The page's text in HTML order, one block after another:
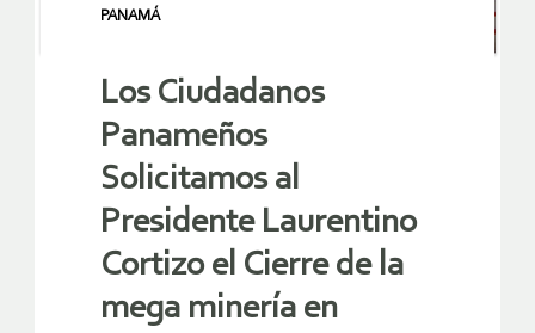
PANAMÁ
Los Ciudadanos
Panameños
Solicitamos al
Presidente Laurentino
Cortizo el Cierre de la
mega minería en